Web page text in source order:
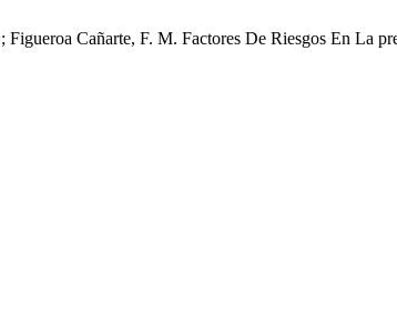
Cañarte, F. M. Factores De Riesgos En La